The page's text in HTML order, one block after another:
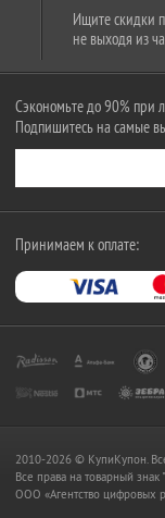
Ищите скидки
не выходя из
Сэкономьте до 90% при
Подпишитесь на самые
Принимаем к оплате:
2010-2026 © КупиКупон.
Все права на товарный
OOO «Агентство